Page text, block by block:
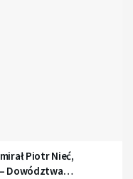
Piotr Nieć,
Dowództwa